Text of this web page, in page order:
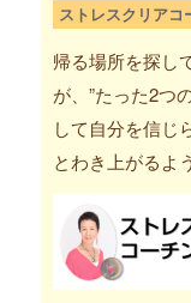
ストレスクリアコ
帰る場所を探し
が、”たった2つ
して自分を信じ
とわき上がるよ